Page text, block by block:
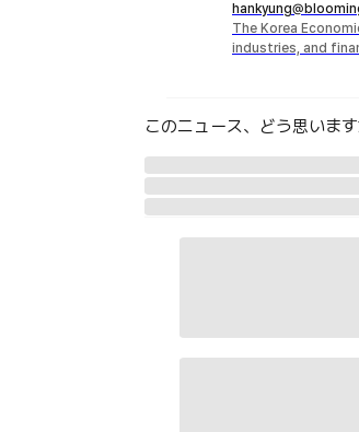
The Korea
industries, and
このニュース、どう思います